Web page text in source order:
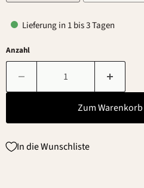
Lieferung in 1 bis 3 Tagen
Anzahl
Zum
In die Wunschliste